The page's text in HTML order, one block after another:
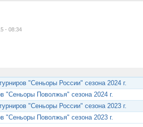
- 08:34
"Сеньоры России" сезона 2024 г.
"Сеньоры Поволжья" сезона 2024 г.
"Сеньоры России" сезона 2023 г.
"Сеньоры Поволжья" сезона 2023 г.